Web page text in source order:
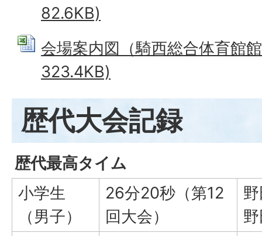
82.6KB)
会場案内図（騎西総合体育館
323.4KB)
歴代大会記録
歴代最高タイム
小学生
（男子）
26分20秒（第12
回大会）